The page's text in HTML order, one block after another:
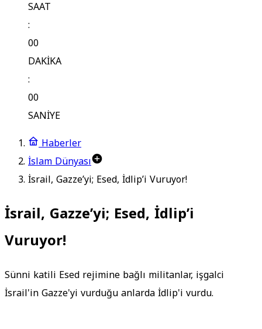
SAAT
:
00
DAKİKA
:
00
SANİYE
Haberler
İslam Dünyası
İsrail, Gazze’yi; Esed, İdlip’i Vuruyor!
İsrail, Gazze’yi; Esed, İdlip’i
Vuruyor!
Sünni katili Esed rejimine bağlı militanlar, işgalci
İsrail'in Gazze'yi vurduğu anlarda İdlip'i vurdu.